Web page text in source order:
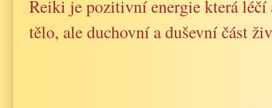
Reiki je pozitivní energie která
tělo, ale duchovní a duševní část